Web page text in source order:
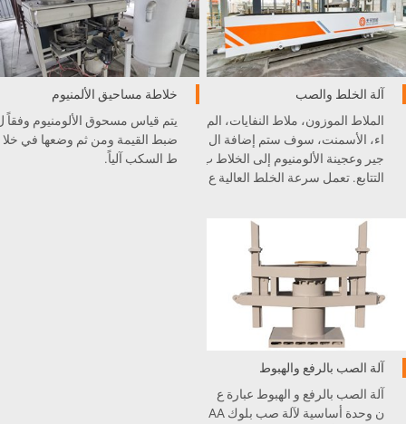
آلة الخلط والصب
الملاط الموزون، ملاط النفايات، الم
اء، الأسمنت، سوف ستم إضافة ال
جير وعجينة الألومنيوم إلى الخلاط ب
التتابع. تعمل سرعة الخلط العالية ع
خلاطة مساحيق الألمنيوم
يتم قياس مسحوق الألومنيوم وفقاً
ضبط القيمة ومن ثم وضعها في خلا
ط السكب آلياً.
آلة الصب بالرفع والهبوط
آلة الصب بالرفع و الهبوط عبارة ع
ن وحدة أساسية لآلة صب بلوك AA